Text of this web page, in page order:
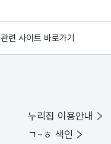
관련 사이트 바로가기
누리집 이용안내
ㄱ~ㅎ 색인